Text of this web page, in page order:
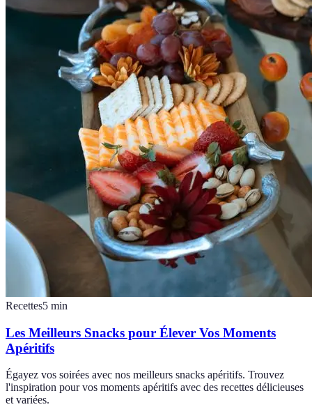
Recettes5 min
Les Meilleurs Snacks pour Élever Vos Moments
Apéritifs
Égayez vos soirées avec nos meilleurs snacks apéritifs. Trouvez
l'inspiration pour vos moments apéritifs avec des recettes délicieuses
et variées.